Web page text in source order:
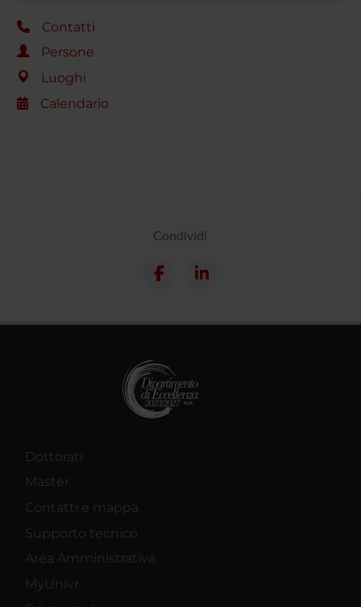
Contatti
Persone
Luoghi
Calendario
Condividi
Dottorati
Master
Contatti e mappa
Supporto tecnico
Area Amministrativa
MyUnivr